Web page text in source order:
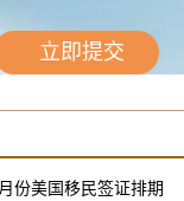
份美国移民签证排期